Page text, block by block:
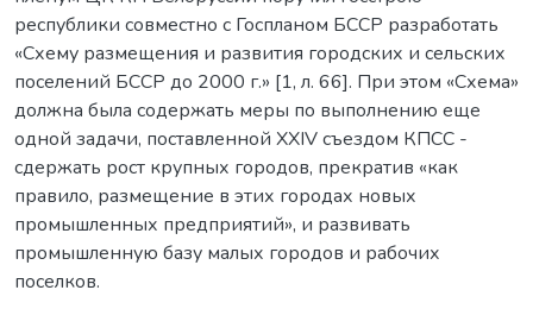
республики совместно с Госпланом БССР разработать
«Схему размещения и развития городских и сельских
поселений БССР до 2000 г.» [1, л. 66]. При этом «Схема»
должна была содержать меры по выполнению еще
одной задачи, поставленной XXIV съездом КПСС -
сдержать рост крупных городов, прекратив «как
правило, размещение в этих городах новых
промышленных предприятий», и развивать
промышленную базу малых городов и рабочих
поселков.